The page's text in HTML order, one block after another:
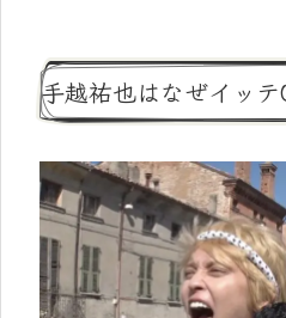
手越祐也はなぜイッ